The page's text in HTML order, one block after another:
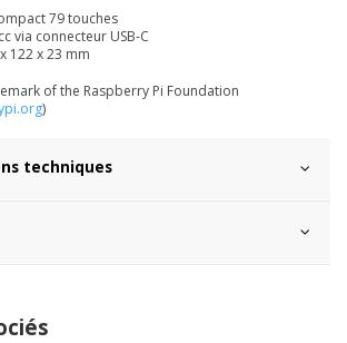
79 touches
via connecteur USB-C
122 x 23 mm
of the Raspberry Pi Foundation
)
techniques